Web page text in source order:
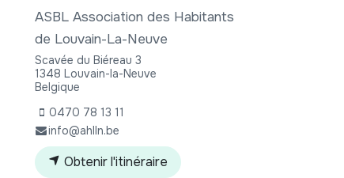
ASBL Association des Habitants
de Louvain-La-Neuve
Scavée du Biéreau 3
1348 Louvain-la-Neuve
Belgique
0470 78 13 11
info@ahlln.be
Obtenir l'itinéraire